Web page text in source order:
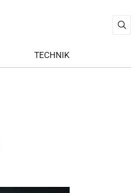
TECHNIK